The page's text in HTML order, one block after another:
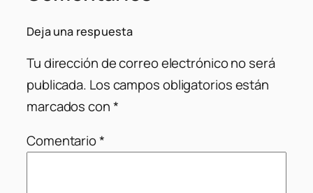
Deja una respuesta
Tu dirección de correo electrónico no será
publicada. Los campos obligatorios están
marcados con*
Comentario*